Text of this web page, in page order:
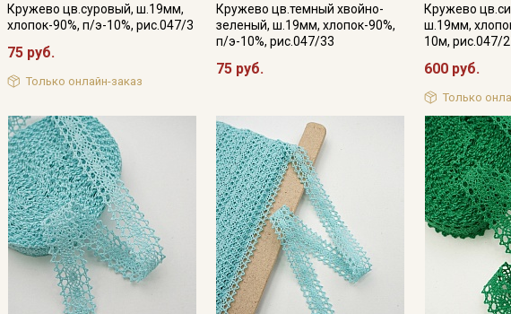
Кружево цв.суровый, ш.19мм,
хлопок-90%, п/э-10%, рис.047/3
75 руб.
Только онлайн-заказ
Кружево цв.темный хвойно-
зеленый, ш.19мм, хлопок-90%,
п/э-10%, рис.047/33
75 руб.
Кружево
ш.19мм,
10м, рис.047/
600 руб.
Только
Секретная рассылка от
Мы публикуем здесь дополнительные
промокоды и скидки до 30% на узкие
категории тканей
Электронная почта